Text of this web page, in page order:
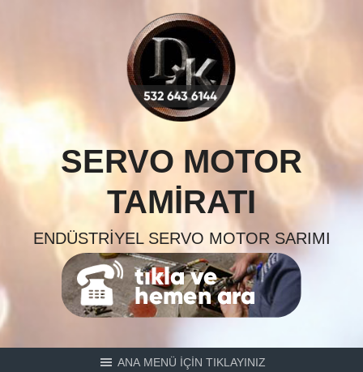
SERVO MOTOR
TAMIRATI
ENDÜSTRIYEL SERVO MOTOR SARIMI
ANA MENÜ İÇİN TIKLAYINIZ